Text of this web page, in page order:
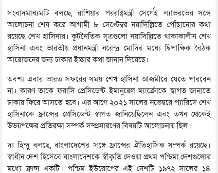
সংবাদমাধ্যমটি বলছে, রাশিয়ার পররাষ্ট্রমন্ত্রী সের্গেই ল্যাভরভের সঙ্গে
আলোচনা শেষ করে আগামী ৮ সেপ্টেম্বর নয়াদিল্লিতে পৌঁছানোর কথা
রয়েছে শেখ হাসিনার। কূটনৈতিক সূত্রগুলো নয়াদিল্লিতে থাকাকালীন শেখ
হাসিনা এবং ভারতীয় প্রধানমন্ত্রী নরেন্দ্র মোদির মধ্যে দ্বিপাক্ষিক বৈঠক
আয়োজনের জন্য ঢাকার ইচ্ছার কথা জানান দিয়েছে।
অবশ্য এবার ভারত সফরের সময় শেখ হাসিনা আজমীরে যেতে পারবেন
না। কারণ তাকে ফরাসি প্রেসিডেন্ট ইমানুয়েল ম্যাক্রোঁকে স্বাগত জানাতে
ঢাকায় ফিরে আসতে হবে। এর আগে ২০২১ সালের নভেম্বরে প্যারিসে শেখ
হাসিনাকে ফ্রান্সের প্রেসিডেন্ট স্বাগত জানিয়েছিলেন এবং তখন থেকেই
উভয়পক্ষের প্রতিরক্ষা সম্পর্ক সম্প্রসারণের বিষয়টি আলোচনায় ছিল।
দ্য হিন্দু বলছে, বাংলাদেশের সঙ্গে ফ্রান্সের ঐতিহাসিক সম্পর্ক রয়েছে।
স্বাধীন দেশ হিসেবে বাংলাদেশকে স্বীকৃতি দেওয়া প্রথম পশ্চিমা দেশগুলোর
মধ্যে ফ্রান্স একটি। পশ্চিম ইউরোপের এই দেশটি ১৯৭২ সালের ১৪